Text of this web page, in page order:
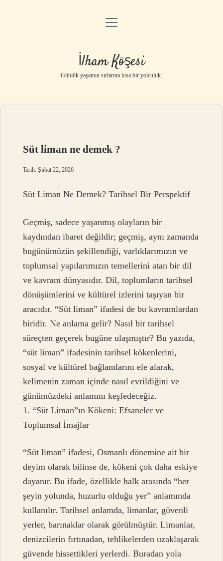
Anasayfa
Yasal Uyarı
menüyü
İlham Köşesi
Günlük yaşamın sırlarına kısa bir yolculuk.
Süt liman ne demek ?
Tarih: Şubat 22, 2026
Süt Liman Ne Demek? Tarihsel Bir Perspektif
Geçmiş, sadece yaşanmış olayların bir
kaydından ibaret değildir; geçmiş, aynı zamanda
bugünümüzün şekillendiği, varlıklarımızın ve
toplumsal yapılarımızın temellerini atan bir dil
ve kavram dünyasıdır. Dil, toplumların tarihsel
dönüşümlerini ve kültürel izlerini taşıyan bir
aracıdır. “Süt liman” ifadesi de bu kavramlardan
biridir. Ne anlama gelir? Nasıl bir tarihsel
süreçten geçerek bugüne ulaşmıştır? Bu yazıda,
“süt liman” ifadesinin tarihsel kökenlerini,
sosyal ve kültürel bağlamlarını ele alarak,
kelimenin zaman içinde nasıl evrildiğini ve
günümüzdeki anlamını keşfedeceğiz.
1. “Süt Liman”ın Kökeni: Efsaneler ve
Toplumsal İmajlar
“Süt liman” ifadesi, Osmanlı dönemine ait bir
deyim olarak bilinse de, kökeni çok daha eskiye
dayanır. Bu ifade, özellikle halk arasında “her
şeyin yolunda, huzurlu olduğu yer” anlamında
kullanılır. Tarihsel anlamda, limanlar, güvenli
yerler, barınaklar olarak görülmüştür. Limanlar,
denizcilerin fırtınadan, tehlikelerden uzaklaşarak
güvende hissettikleri yerlerdi. Buradan yola